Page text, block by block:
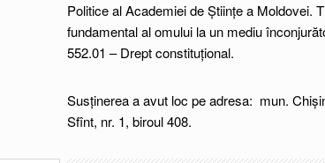
Politice al Academiei de Științe a Moldovei.
fundamental al omului la un mediu
552.01 – Drept constituțional.
Susţinerea a avut loc pe adresa: mun.
Sfînt, nr. 1, biroul 408.